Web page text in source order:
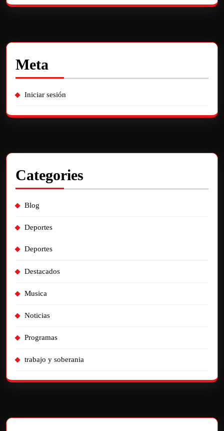
Meta
Iniciar sesión
Categories
Blog
Deportes
Deportes
Destacados
Musica
Noticias
Programas
trabajo y soberania